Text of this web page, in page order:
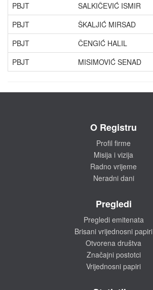
PBJT
SALKIČEVIĆ ISMIR
PBJT
ŠKALJIĆ MIRSAD
PBJT
ČENGIĆ HALIL
PBJT
MISIMOVIĆ SENAD
O Registru
Profil firme
Misija i vizija
Radno vrijeme
Neradni dani
Pregledi
Pregledi emitenata
Brisani vrijednosni papiri
Otvorena društva
Značajni postotci
Vrijednosni papiri